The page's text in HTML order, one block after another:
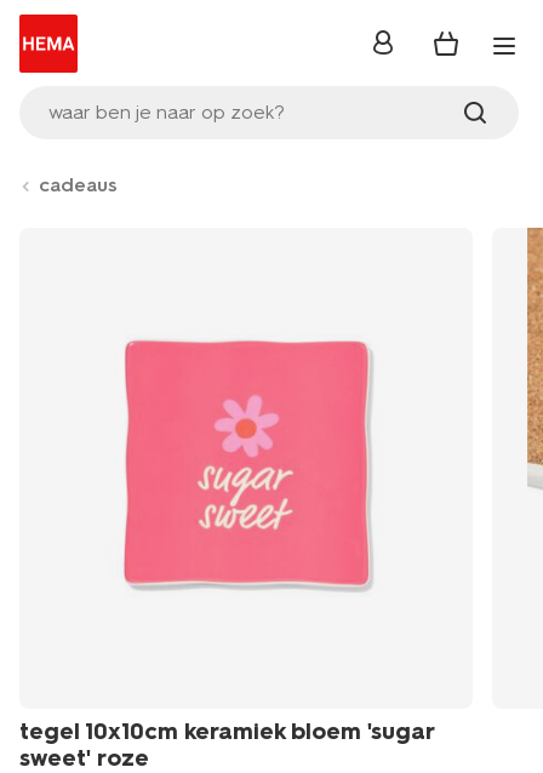
waar ben je naar op zoek?
inloggen
cadeaus
tegel 10x10cm keramiek bloem 'sugar
sweet' roze